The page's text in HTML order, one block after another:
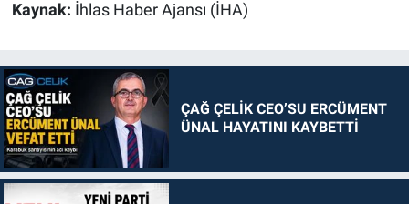
Kaynak: İhlas Haber Ajansı (İHA)
ÇAĞ ÇELİK CEO’SU ERCÜMENT
ÜNAL HAYATINI KAYBETTİ